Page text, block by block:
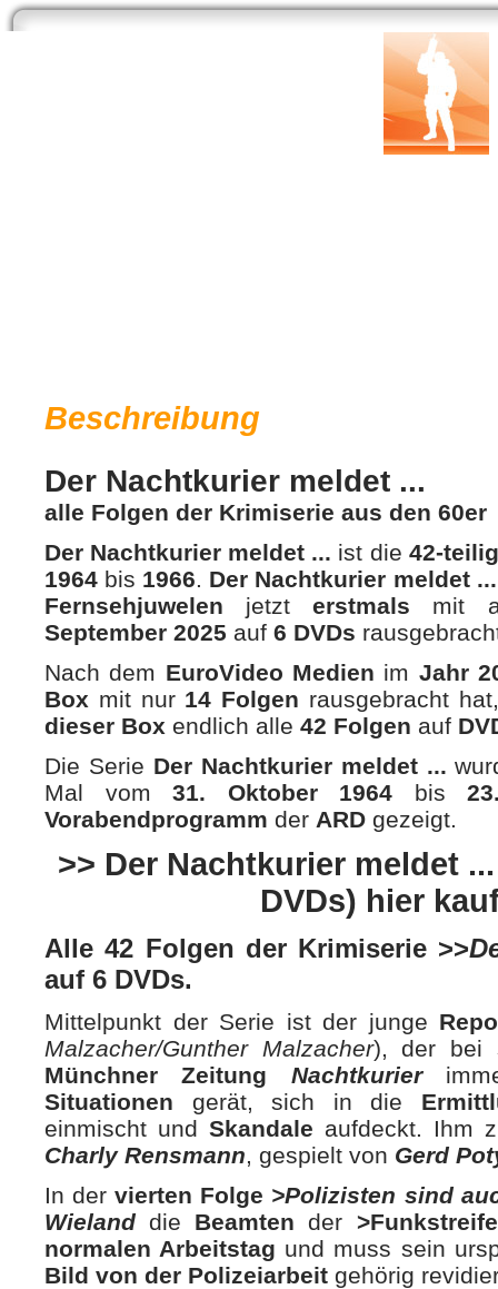
Beschreibung
Der Nachtkurier meldet ...
alle Folgen der Krimiserie aus den 60er
Der Nachtkurier meldet ... ist die 42-
1964 bis 1966. Der Nachtkurier meldet
Fernsehjuwelen jetzterstmals mit
September 2025 auf 6 DVDs
Nach dem EuroVideo Medien im Jahr
Box mit nur14 Folgen rausgebracht
dieser Box endlich alle 42 Folgen auf
Die Serie Der Nachtkurier meldet ...
Mal vom 31. Oktober 1964 bis
Vorabendprogramm der ARD gezeigt.
>> Der Nachtkurier meldet
DVDs) hier
Alle 42 Folgen der Krimiserie >>
auf 6 DVDs.
Mittelpunkt der Serie ist der junge
Malzacher/Gunther Malzacher), der bei
Münchner Zeitung Nachtkurier
Situationen gerät, sich in die
einmischt und Skandale aufdeckt. Ihm
Charly Rensmann, gespielt von Gerd
In dervierten Folge >Polizisten sind
Wielanddie Beamtender >
normalen Arbeitstag und muss sein
Bild von der Polizeiarbeit gehörig